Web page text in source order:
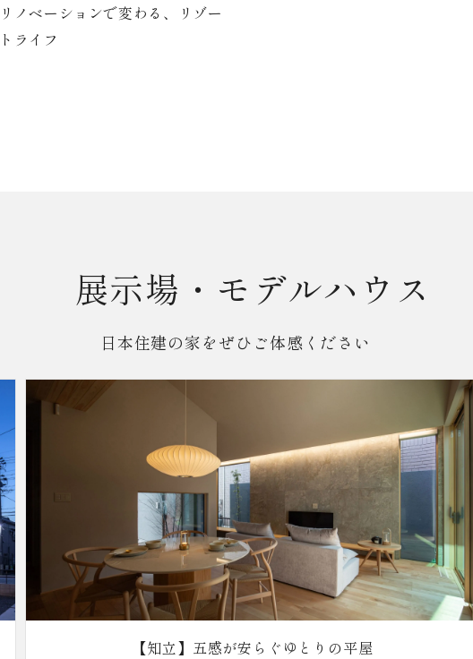
リノベーションで変わる、リゾー
トライフ
展示場・モデルハウス
日本住建の家をぜひご体感ください
【知立】五感が安らぐゆとりの平屋